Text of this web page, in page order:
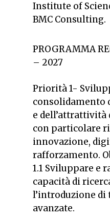
Institute of
BMC Consulting.
PROGRAMMA
– 2027
Priorità 1-
consolidamento
e dell’attrattività
con particolare
innovazione,
rafforzamento.
1.1 Sviluppare e
capacità di
l’introduzione di
avanzate.